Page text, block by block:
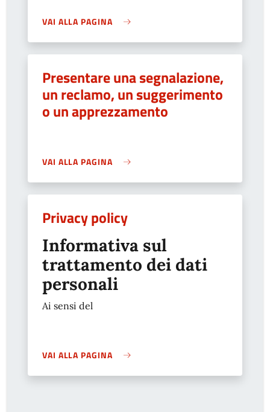
VAI ALLA PAGINA
Presentare una segnalazione,
un reclamo, un suggerimento
o un apprezzamento
VAI ALLA PAGINA
Privacy policy
Informativa sul
trattamento dei dati
personali
Ai sensi del
VAI ALLA PAGINA